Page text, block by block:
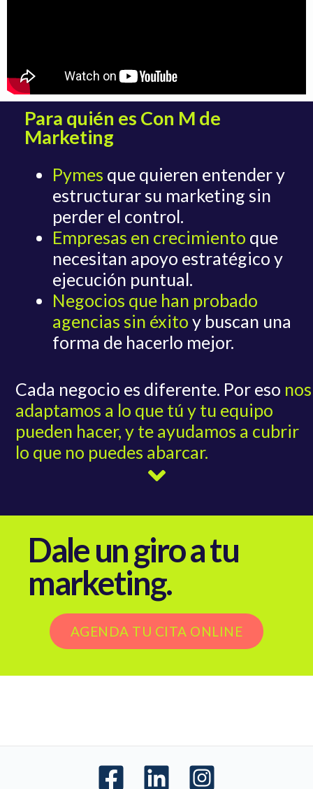
Para quién es Con M de
Marketing
Pymes que quieren entender y
estructurar su marketing sin
perder el control.
Empresas en crecimiento que
necesitan apoyo estratégico y
ejecución puntual.
Negocios que han probado
agencias sin éxito y buscan una
forma de hacerlo mejor.
Cada negocio es diferente. Por eso nos
adaptamos a lo que tú y tu equipo
pueden hacer, y te ayudamos a cubrir
lo que no puedes abarcar.
Dale un giro a tu
marketing.
AGENDA TU CITA ONLINE